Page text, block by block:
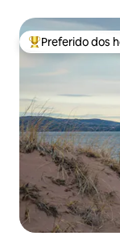
Entre os
Preferido dos